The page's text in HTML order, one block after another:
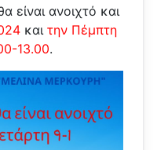
είναι ανοιχτό και
και την Πέμπτη
13.00.